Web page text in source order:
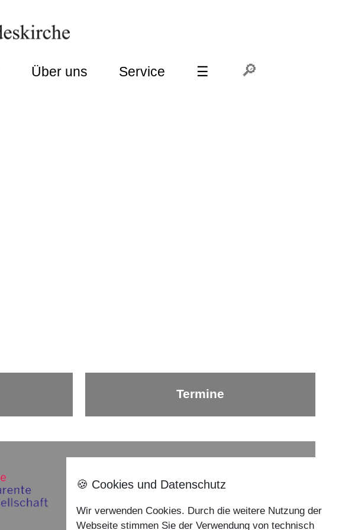
Über uns Service ☰
Termine
Datenschutzerklärung
🍪 Cookies und Datenschutz
Wir verwenden Cookies. Durch die weitere Nutzung der
Webseite stimmen Sie der Verwendung von technisch